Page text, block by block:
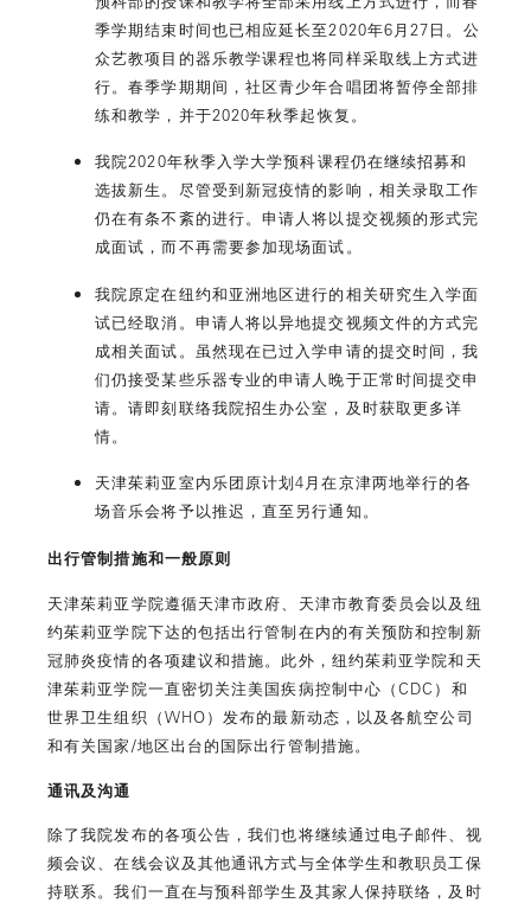
季学期结束时间也已相应延长至2020年6月27日。公
众艺教项目的器乐教学课程也将同样采取线上方式进
行。春季学期期间，社区青少年合唱团将暂停全部排
练和教学，并于2020年秋季起恢复。
我院2020年秋季入学大学预科课程仍在继续招募和
选拔新生。尽管受到新冠疫情的影响，相关录取工作
仍在有条不紊的进行。申请人将以提交视频的形式完
成面试，而不再需要参加现场面试。
我院原定在纽约和亚洲地区进行的相关研究生入学面
试已经取消。申请人将以异地提交视频文件的方式完
成相关面试。虽然现在已过入学申请的提交时间，我
们仍接受某些乐器专业的申请人晚于正常时间提交申
请。请即刻联络我院招生办公室，及时获取更多详
情。
天津茱莉亚室内乐团原计划4月在京津两地举行的各
场音乐会将予以推迟，直至另行通知。
出行管制措施和一般原则
天津茱莉亚学院遵循天津市政府、天津市教育委员会以及纽
约茱莉亚学院下达的包括出行管制在内的有关预防和控制新
冠肺炎疫情的各项建议和措施。此外，纽约茱莉亚学院和天
津茱莉亚学院一直密切关注美国疾病控制中心（CDC）和
世界卫生组织（WHO）发布的最新动态，以及各航空公司
和有关国家/地区出台的国际出行管制措施。
通讯及沟通
除了我院发布的各项公告，我们也将继续通过电子邮件、视
频会议、在线会议及其他通讯方式与全体学生和教职员工保
持联系。我们一直在与预科部学生及其家人保持联络，及时